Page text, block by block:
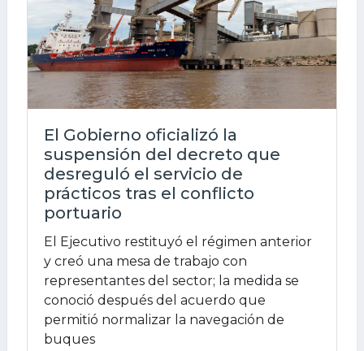
El Gobierno oficializó la
suspensión del decreto que
desreguló el servicio de
prácticos tras el conflicto
portuario
El Ejecutivo restituyó el régimen anterior
y creó una mesa de trabajo con
representantes del sector; la medida se
conoció después del acuerdo que
permitió normalizar la navegación de
buques